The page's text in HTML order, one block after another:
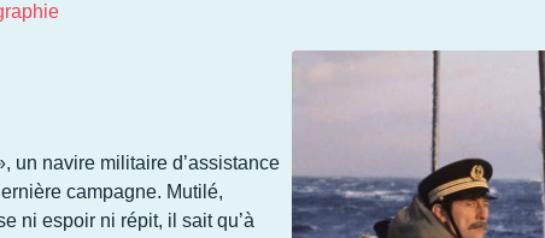
un navire militaire d’assistance
campagne. Mutilé,
ni espoir ni répit, il sait qu’à